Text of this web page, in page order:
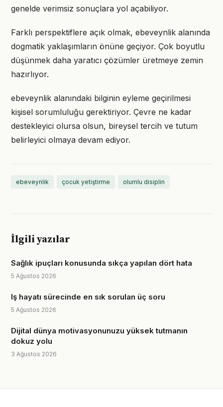
genelde verimsiz sonuçlara yol açabiliyor.
Farklı perspektiflere açık olmak, ebeveynlik alanında
dogmatik yaklaşımların önüne geçiyor. Çok boyutlu
düşünmek daha yaratıcı çözümler üretmeye zemin
hazırlıyor.
ebeveynlik alanındaki bilginin eyleme geçirilmesi
kişisel sorumluluğu gerektiriyor. Çevre ne kadar
destekleyici olursa olsun, bireysel tercih ve tutum
belirleyici olmaya devam ediyor.
ebeveynlik çocuk yetiştirme olumlu disiplin
İlgili yazılar
Sağlık ipuçları konusunda sıkça yapılan dört hata
5 Ağustos 2026
Iş hayatı sürecinde en sık sorulan üç soru
5 Ağustos 2026
Dijital dünya motivasyonunuzu yüksek tutmanın
dokuz yolu
3 Ağustos 2026